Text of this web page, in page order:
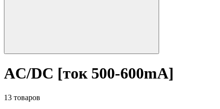
AC/DC [ток 500-600mA]
13 товаров